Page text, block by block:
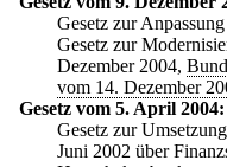
Gesetz zur
Gesetz zur
Dezember 2004,
vom 14. Dezember
Gesetz vom 5. April 2004:
Gesetz zur
Juni 2002 über